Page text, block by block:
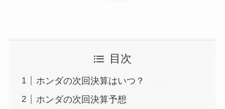
目次
ホンダの次回決算はいつ？
ホンダの次回決算予想